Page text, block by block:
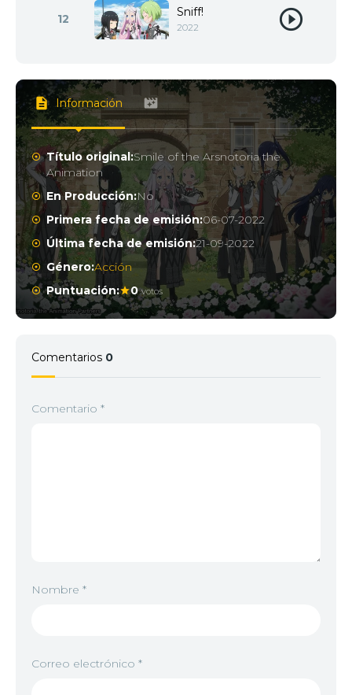
12 Sniff!
2022
Información
Título original:Smile of the Arsnotoria the
Animation
En Producción:No
Primera fecha de emisión:06-07-2022
Última fecha de emisión:21-09-2022
Género:Acción
Puntuación:
0 votos
Comentarios 0
Comentario *
Nombre *
Correo electrónico *